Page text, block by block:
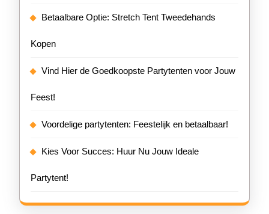
Betaalbare Optie: Stretch Tent Tweedehands
Kopen
Vind Hier de Goedkoopste Partytenten voor Jouw
Feest!
Voordelige partytenten: Feestelijk en betaalbaar!
Kies Voor Succes: Huur Nu Jouw Ideale
Partytent!